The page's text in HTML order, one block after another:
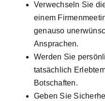
Verwechseln Sie
einem
genauso
Ansprachen.
Werden Sie
tatsächlich
Botschaften.
Geben Sie